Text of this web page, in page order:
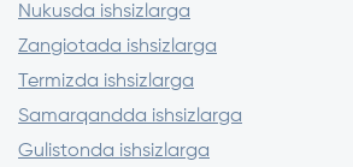
Nukusda ishsizlarga
Zangiotada ishsizlarga
Termizda ishsizlarga
Samarqandda ishsizlarga
Gulistonda ishsizlarga